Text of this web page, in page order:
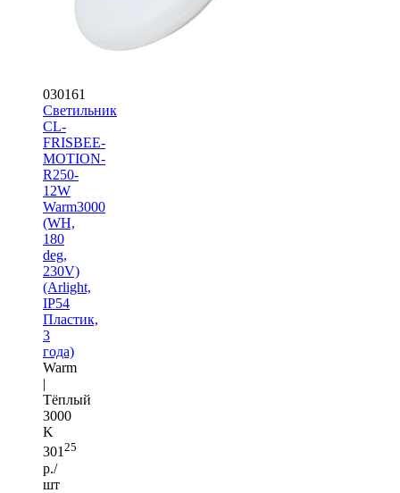
030161
Светильник
CL-
FRISBEE-
MOTION-
R250-
12W
Warm3000
(WH,
180
deg,
230V)
(Arlight,
IP54
Пластик,
3
года)
Warm
|
Тёплый
3000
K
30125
р./
шт